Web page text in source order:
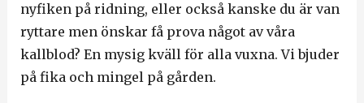
nyfiken på ridning, eller också kanske du är van
ryttare men önskar få prova något av våra
kallblod? En mysig kväll för alla vuxna. Vi bjuder
på fika och mingel på gården.